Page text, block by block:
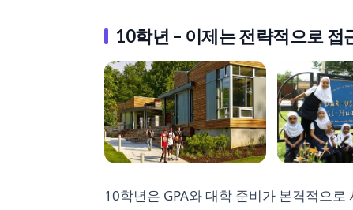
10학년 – 이제는 전략적으로 접
10학년은 GPA와 대학 준비가 본격적으로